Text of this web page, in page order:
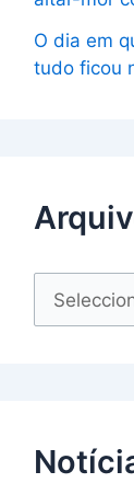
O dia em
tudo ficou